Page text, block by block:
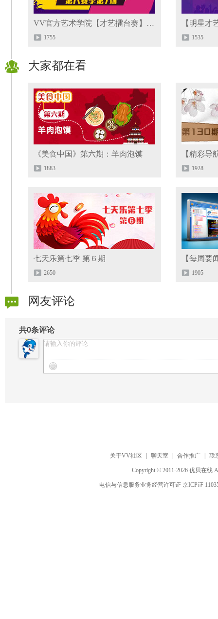
VV官方艺术学院【才艺擂台赛】第六赛季第7场
1755
【明星才
1535
大家都在看
《美食中国》第六期：羊肉泡馍
1883
【精彩导
1928
七天乐第七季 第６期
2650
【每周要
1905
网友评论
共0条评论
关于VV社区 聊天室 合作推广 联
Copyright © 2011-2026 优贝在线
电信与信息服务业务经营许可证 京ICP证